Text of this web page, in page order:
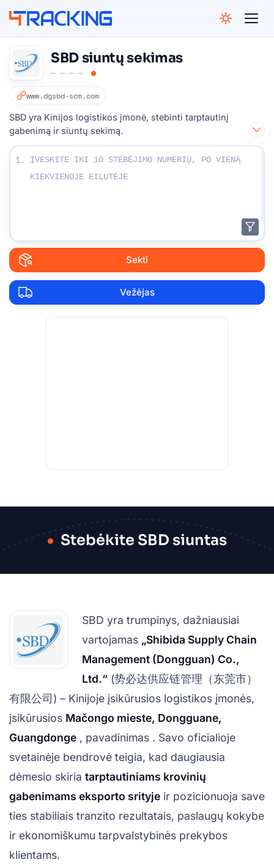
SBD siuntų sekimas
www.dgsbd-scm.com
SBD yra Kinijos logistikos įmonė, stebinti tarptautinį
gabenimą ir siuntų sekimą.
Įveskite stebėjimo numerius:
1.
Sekti
Vežėjas
Stebėkite SBD siuntas
SBD yra trumpinys, dažniausiai
vartojamas „Shibida Supply Chain
Management (Dongguan) Co.,
Ltd.“ (势必达供应链管理（东莞市）
有限公司) – Kinijoje įsikūrusios logistikos įmonės,
įsikūrusios Mačongo mieste, Dongguane,
Guangdonge , pavadinimas . Savo oficialioje
svetainėje bendrovė teigia, kad daugiausia
dėmesio skiria tarptautiniams krovinių
gabenimams eksporto srityje ir pozicionuoja save
ties stabiliais tranzito rezultatais, paslaugų kokybe
ir ekonomiškumu tarpvalstybinės prekybos
klientams.